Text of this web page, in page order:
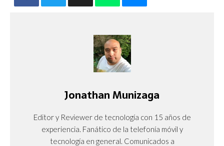
Jonathan Munizaga
Editor y Reviewer de tecnología con 15 años de
experiencia. Fanático de la telefonía móvil y
tecnología en general. Comunicados a